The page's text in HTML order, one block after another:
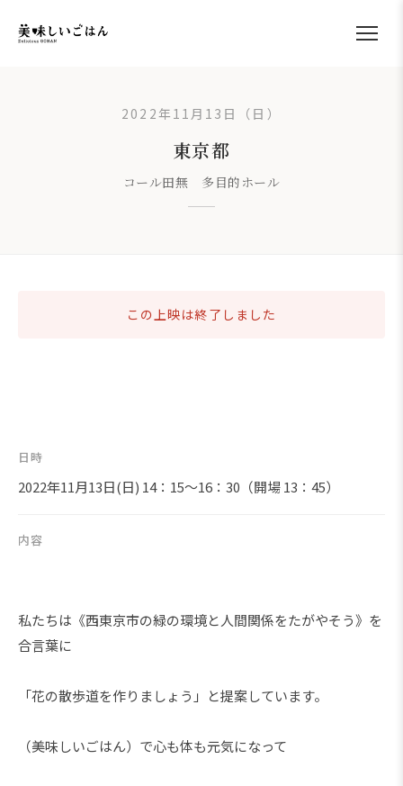
2022年11月13日（日）
東京都
コール田無 多目的ホール
この上映は終了しました
日時
2022年11月13日(日) 14：15～16：30（開場 13：45）
内容
私たちは《西東京市の緑の環境と人間関係をたがやそう》を
合言葉に
「花の散歩道を作りましょう」と提案しています。
（美味しいごはん）で心も体も元気になって